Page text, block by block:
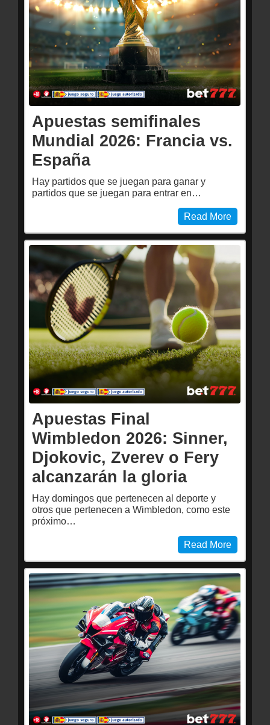
Apuestas semifinales
Mundial 2026: Francia vs.
España
Hay partidos que se juegan para ganar y
partidos que se juegan para entrar en…
Read More
Apuestas Final
Wimbledon 2026: Sinner,
Djokovic, Zverev o Fery
alcanzarán la gloria
Hay domingos que pertenecen al deporte y
otros que pertenecen a Wimbledon, como este
próximo…
Read More